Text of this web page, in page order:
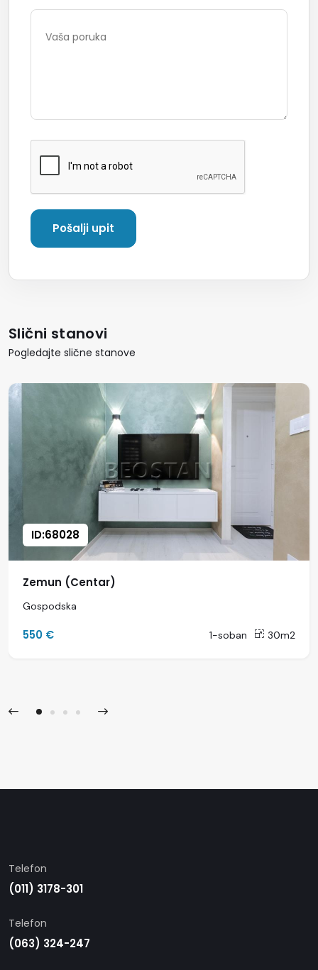
Slični stanovi
Pogledajte slične stanove
ID:68028
Zemun (Centar)
Gospodska
550 € 1-soban 30m2
Telefon
(011) 3178-301
Telefon
(063) 324-247